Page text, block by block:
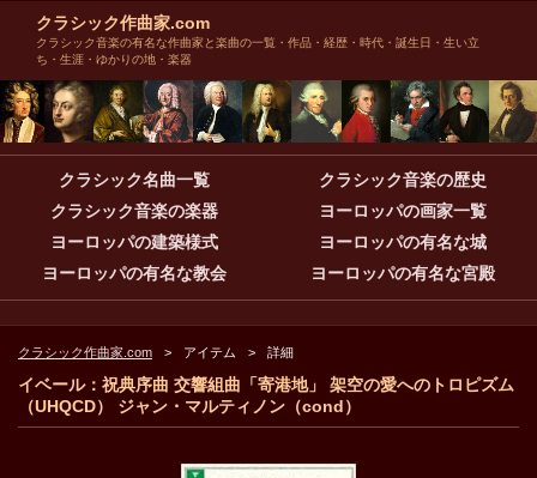
クラシック作曲家.com
クラシック音楽の有名な作曲家と楽曲の一覧・作品・経歴・時代・誕生日・生い立
ち・生涯・ゆかりの地・楽器
クラシック名曲一覧
クラシック音楽の歴史
クラシック音楽の楽器
ヨーロッパの画家一覧
ヨーロッパの建築様式
ヨーロッパの有名な城
ヨーロッパの有名な教会
ヨーロッパの有名な宮殿
クラシック作曲家.com アイテム 詳細
イベール：祝典序曲 交響組曲「寄港地」 架空の愛へのトロピズム
（UHQCD） ジャン・マルティノン（cond）